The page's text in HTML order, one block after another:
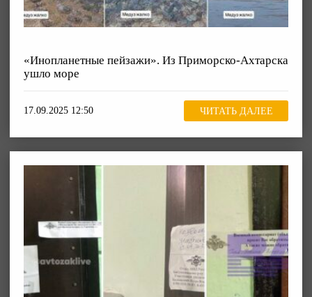
«Инопланетные пейзажи». Из Приморско-Ахтарска
ушло море
17.09.2025 12:50 ЧИТАТЬ ДАЛЕЕ